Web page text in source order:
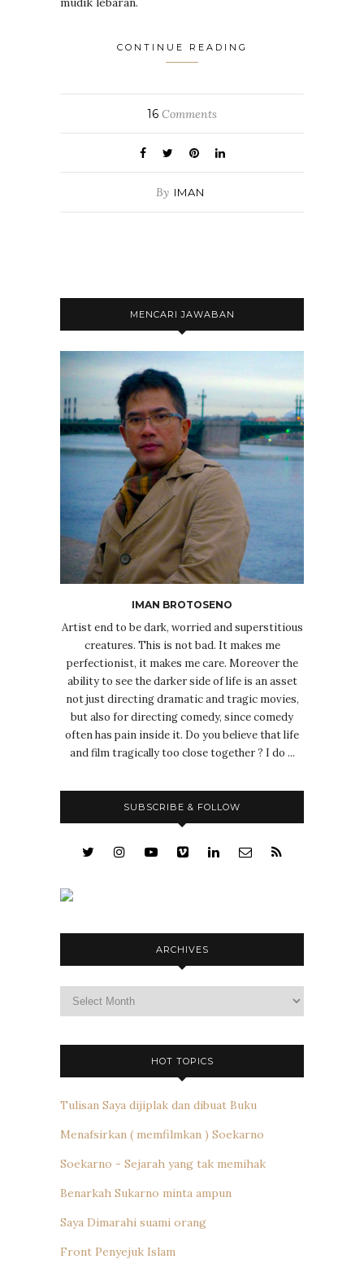
CONTINUE READING
16 Comments
By IMAN
MENCARI JAWABAN
IMAN BROTOSENO
Artist end to be dark, worried and superstitious
creatures. This is not bad. It makes me
perfectionist, it makes me care. Moreover the
ability to see the darker side of life is an asset
not just directing dramatic and tragic movies,
but also for directing comedy, since comedy
often has pain inside it. Do you believe that life
and film tragically too close together ? I do ...
SUBSCRIBE & FOLLOW
ARCHIVES
HOT TOPICS
Tulisan Saya dijiplak dan dibuat Buku
Menafsirkan ( memfilmkan ) Soekarno
Soekarno - Sejarah yang tak memihak
Benarkah Sukarno minta ampun
Saya Dimarahi suami orang
Front Penyejuk Islam